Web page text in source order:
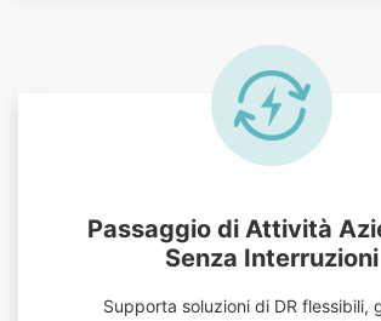
Passaggio di Attività
Senza Interruzioni
Supporta soluzioni di DR flessibili,